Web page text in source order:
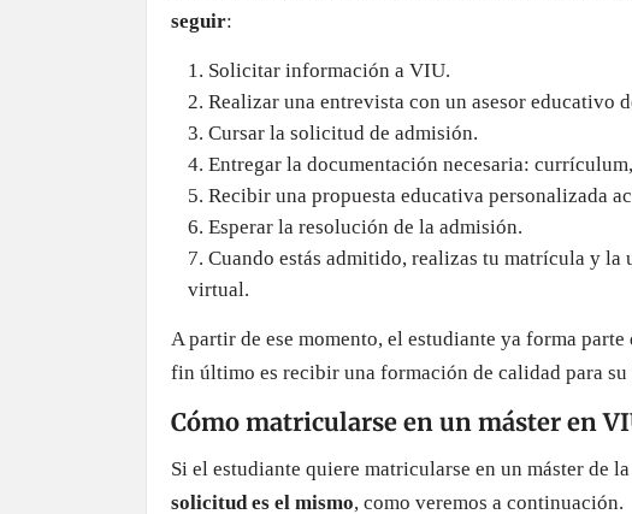
seguir:
Solicitar información a VIU.
Realizar una entrevista con un asesor educativo
Cursar la solicitud de admisión.
Entregar la documentación necesaria:
Recibir una propuesta educativa personalizada
Esperar la resolución de la admisión.
Cuando estás admitido, realizas tu matrícula y la
virtual.
A partir de ese momento, el estudiante ya forma
fin último es recibir una formación de calidad para
Cómo matricularse en un máster en
Si el estudiante quiere matricularse en un máster de
solicitud es el mismo, como veremos a continuación.